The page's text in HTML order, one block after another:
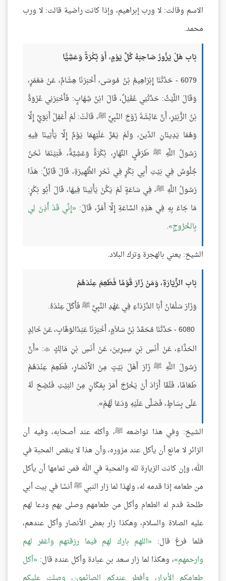
الاسم وقالت: لا ورب إبراهيم، وإذا كانت راضية قالت: لا ورب
محمد.
بَاب هَلْ يَزُورُ صَاحِبَهُ كُلَّ يَوْمٍ، أَوْ بُكْرَةً وَعَشِيًّا
6079 - حَدَّثَنَا إِبْرَاهِيمُ بْنُ مُوسَى، أَخْبَرَنَا هِشَامٌ، عَنْ مَعْمَرٍ،
وَقَالَ اللَّيْثُ: حَدَّثَنِي عُقَيْلٌ، قَالَ ابْنُ شِهَابٍ: فَأَخْبَرَنِي عُرْوَةُ
بْنُ الزُّبَيْرِ، أَنَّ عَائِشَةَ زَوْجَ النَّبِيِّ ﷺ، قَالَتْ: لَمْ أَعْقِلْ أَبَوَيَّ إِلَّا
وَهُمَا يَدِينَانِ الدِّينَ، وَلَمْ يَمُرَّ عَلَيْهِمَا يَوْمٌ إِلَّا يَأْتِينَا فِيهِ
رَسُولُ اللَّهِ ﷺ طَرَفَيِ النَّهَارِ، بُكْرَةً وَعَشِيَّةً، فَبَيْنَمَا نَحْنُ
جُلُوسٌ فِي بَيْتِ أَبِي بَكْرٍ فِي نَحْرِ الظَّهِيرَةِ، قَالَ قَائِلٌ: هَذَا
رَسُولُ اللَّهِ ﷺ، فِي سَاعَةٍ لَمْ يَكُنْ يَأْتِينَا فِيهَا، قَالَ أَبُو بَكْرٍ:
مَا جَاءَ بِهِ فِي هَذِهِ السَّاعَةِ إِلَّا أَمْرٌ، قَالَ: إِنِّي قَدْ أُذِنَ لِي
بِالخُرُوجِ .
الشيخ: يعني بالهجرة وترك البلاد.
بَاب الزِّيَارَةِ، وَمَنْ زَارَ قَوْمًا فَطَعِمَ عِنْدَهُمْ
وَزَارَ سَلْمَانُ أَبَا الدَّرْدَاءِ فِي عَهْدِ النَّبِيِّ ﷺ فَأَكَلَ عِنْدَهُ.
6080 - حَدَّثَنَا مُحَمَّدُ بْنُ سَلاَمٍ، أَخْبَرَنَا عَبْدُالوَهَّابِ، عَنْ خَالِدٍ
الحَذَّاءِ، عَنْ أَنَسِ بْنِ سِيرِينَ، عَنْ أَنَسِ بْنِ مَالِكٍ : «أَنَّ
رَسُولَ اللَّهِ ﷺ زَارَ أَهْلَ بَيْتٍ مِنَ الأَنْصَارِ، فَطَعِمَ عِنْدَهُمْ
طَعَامًا، فَلَمَّا أَرَادَ أَنْ يَخْرُجَ أَمَرَ بِمَكَانٍ مِنَ البَيْتِ فَنُضِحَ لَهُ
عَلَى بِسَاطٍ، فَصَلَّى عَلَيْهِ وَدَعَا لَهُمْ».
الشيخ: وفي هذا تواضعه ﷺ، وأكله عند أصحابه، وفيه أن
الزائر لا مانع أن يأكل عند مزوره، وأن هذا لا ينقص المحبة في
الله، وإن كانت الزيارة لله والمحبة في الله فمن تمامها أن يأكل
من طعامه إذا قدمه له، ولهذا لما زار النبي ﷺ أنسًا في بيت أبي
طلحة قدم له الطعام وأكل من طعامهم وصلى بهم ودعا لهم
عليه الصلاة والسلام، وهكذا زار بعض الأنصار وأكل عندهم،
فلما فرغ قال:
اللهم بارك لهم فيما رزقتهم واغفر لهم
وارحمهم ، وهكذا لما زار سعد بن عبادة وأكل عنده قال: أكل
طعامكم الأبرار، وأفطر عندكم الصائمون، وصلت عليكم